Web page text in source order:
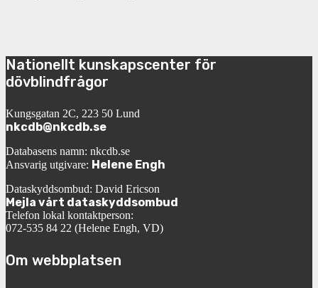
Nationellt kunskapscenter för
dövblindfrågor
Kungsgatan 2C, 223 50 Lund
nkcdb@nkcdb.se
Databasens namn: nkcdb.se
Ansvarig utgivare: Helene Engh
Dataskyddsombud: David Ericson
Mejla vårt dataskyddsombud
Telefon lokal kontaktperson:
072-535 84 22 (Helene Engh, VD)
Om webbplatsen